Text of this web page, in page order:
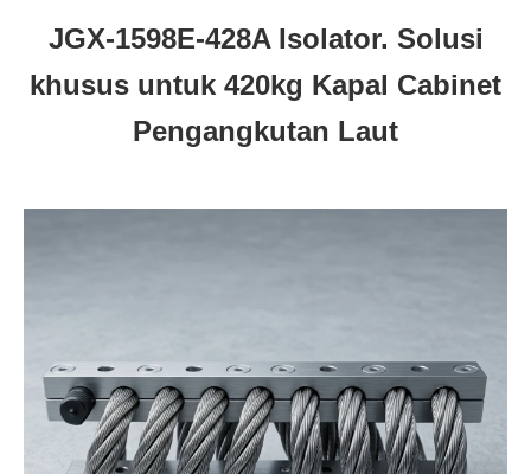
JGX-1598E-428A Isolator. Solusi
khusus untuk 420kg Kapal Cabinet
Pengangkutan Laut